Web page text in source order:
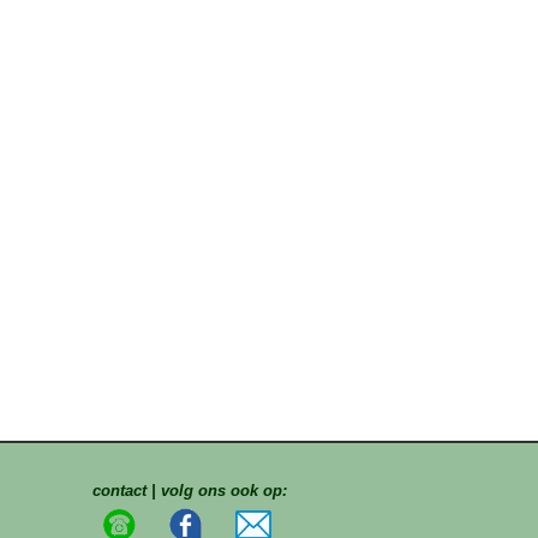
contact | volg ons ook op: